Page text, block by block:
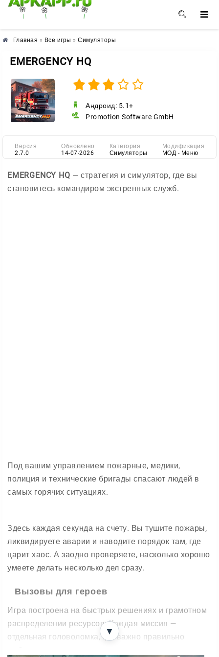
🌸 🌼 🌺
Главная » Все игры » Симуляторы
EMERGENCY HQ
Андроид: 5.1+
Promotion Software GmbH
Версия
2.7.0
Обновлено
14-07-2026
Категория
Симуляторы
Модификация
МОД - Меню
EMERGENCY HQ — стратегия и симулятор, где вы
становитесь командиром экстренных служб.
Под вашим управлением пожарные, медики,
полиция и технические бригады спасают людей в
самых горячих ситуациях.
Здесь каждая секунда на счету. Вы тушите пожары,
ликвидируете аварии и наводите порядок там, где
царит хаос. А заодно проверяете, насколько хорошо
умеете делать несколько дел сразу.
Вызовы для героев
Игра построена на быстрых решениях и грамотном
распределении ресурсов. Каждая миссия —
отдельная головоломка, где важно правильно
▼